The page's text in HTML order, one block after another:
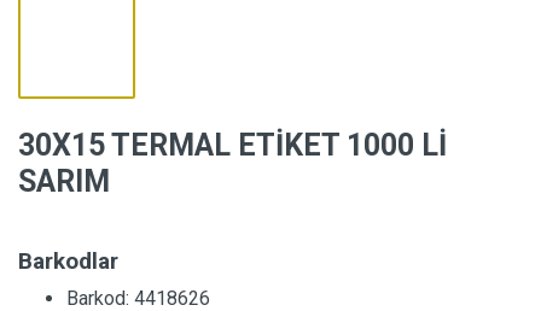
30X15 TERMAL ETİKET 1000 Lİ
SARIM
Barkodlar
Barkod: 4418626